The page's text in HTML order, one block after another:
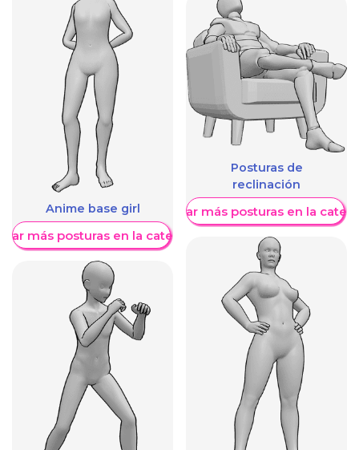
Anime base girl
más posturas en la categoría
Posturas de
reclinación
Mostrar más posturas en la